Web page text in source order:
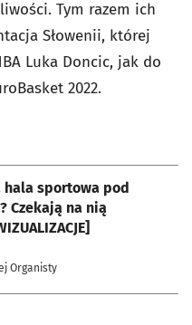
Tym razem ich
Słowenii, której
Luka Doncic, jak do
2022.
hala sportowa pod
Czekają na nią
Organisty